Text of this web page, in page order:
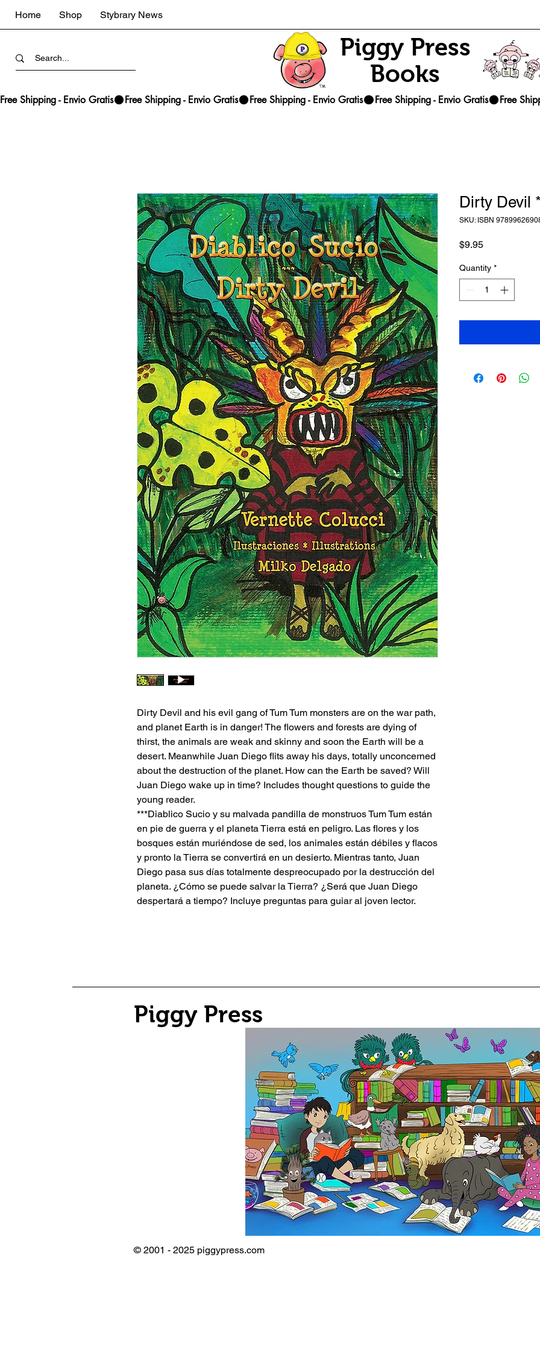
Home Shop Stybrary News
Piggy Press
Books
Free Shipping - Envio Gratis
Dirty Devil and his evil gang of Tum Tum monsters are on the war path,
and planet Earth is in danger! The flowers and forests are dying of
thirst, the animals are weak and skinny and soon the Earth will be a
desert. Meanwhile Juan Diego flits away his days, totally unconcerned
about the destruction of the planet. How can the Earth be saved? Will
Juan Diego wake up in time? Includes thought questions to guide the
young reader.
***Diablico Sucio y su malvada pandilla de monstruos Tum Tum están
en pie de guerra y el planeta Tierra está en peligro. Las flores y los
bosques están muriéndose de sed, los animales están débiles y flacos
y pronto la Tierra se convertirá en un desierto. Mientras tanto, Juan
Diego pasa sus días totalmente despreocupado por la destrucción del
planeta. ¿Cómo se puede salvar la Tierra? ¿Será que Juan Diego
despertará a tiempo? Incluye preguntas para guiar al joven lector.
Dirty Devil
SKU: ISBN
$9.95Price
Quantity *
Piggy Press
© 2001 - 2025 piggypress.com